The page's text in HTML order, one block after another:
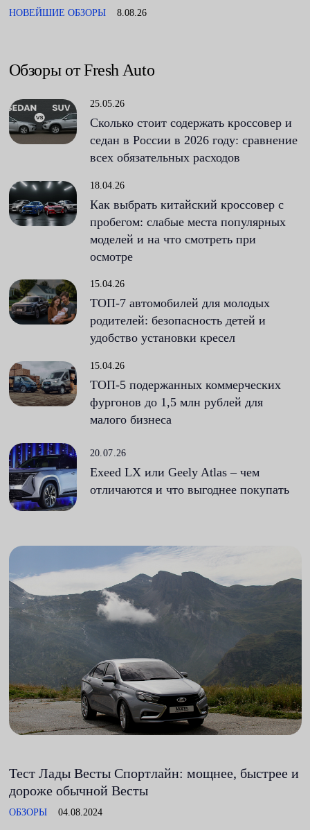
НОВЕЙШИЕ ОБЗОРЫ 8.08.26
Обзоры от Fresh Auto
25.05.26
Сколько стоит содержать кроссовер и
седан в России в 2026 году: сравнение
всех обязательных расходов
18.04.26
Как выбрать китайский кроссовер с
пробегом: слабые места популярных
моделей и на что смотреть при
осмотре
15.04.26
ТОП-7 автомобилей для молодых
родителей: безопасность детей и
удобство установки кресел
15.04.26
ТОП-5 подержанных коммерческих
фургонов до 1,5 млн рублей для
малого бизнеса
Exeed LX или Geely Atlas – чем
отличаются и что выгоднее покупать
20.07.26
Тест Лады Весты Спортлайн: мощнее, быстрее и
дороже обычной Весты
ОБЗОРЫ 04.08.2024